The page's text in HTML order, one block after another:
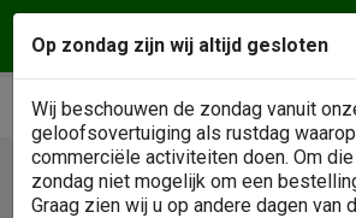
graag! Klantenservicephone

Op zondag zijn wij altijd gesloten
Wij beschouwen de zondag vanuit
geloofsovertuiging als rustdag
commerciële activiteiten doen. Om
zondag niet mogelijk om een
Graag zien wij u op andere dagen van